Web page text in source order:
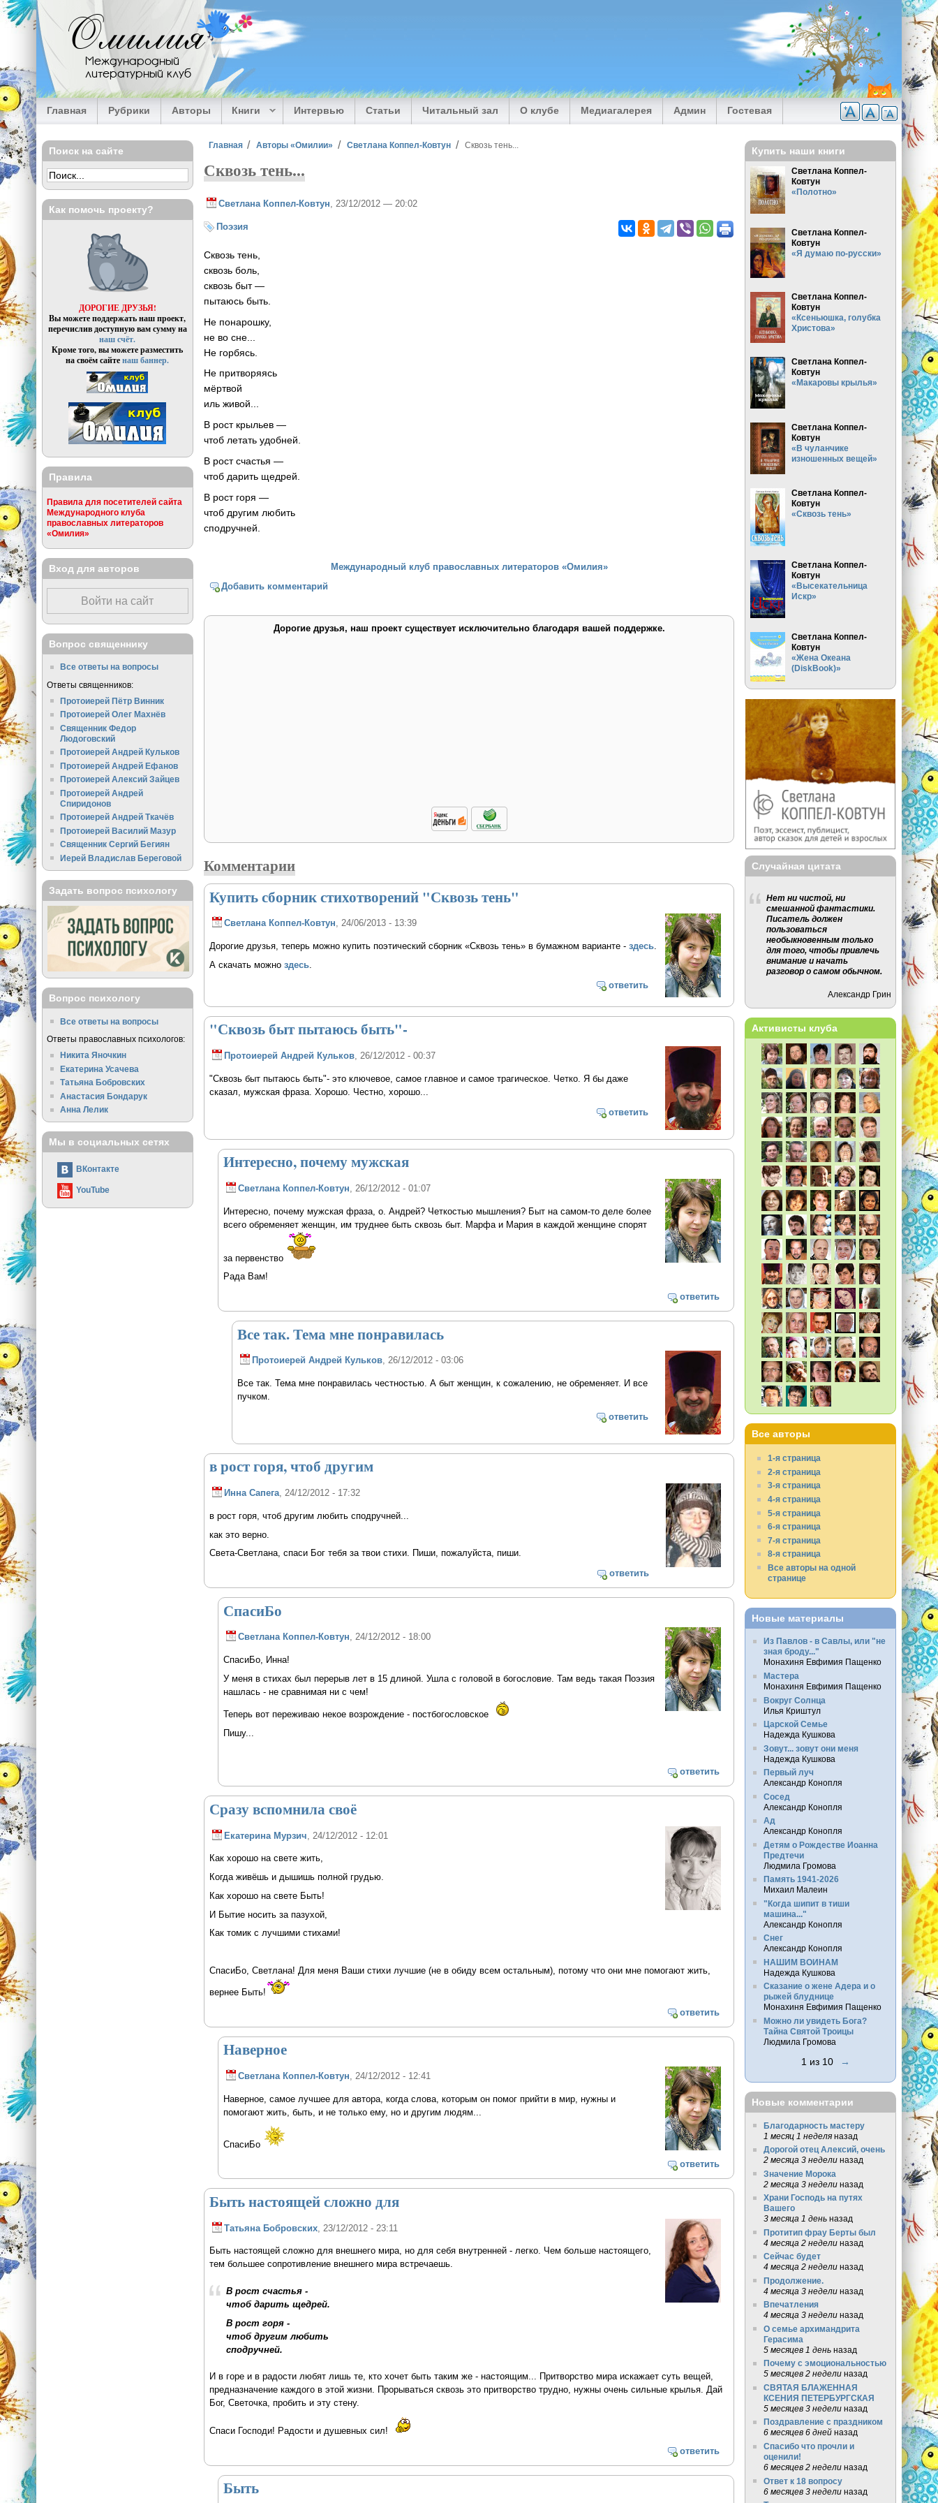
Перейти к основному содержанию
Омилия
Международный
литературный клуб
Главная Рубрики Авторы Книги Интервью Статьи Читальный зал О клубе Медиагалерея Админ Гостевая
Вы здесь
Главная Авторы «Омилии» Светлана Коппел-Ковтун Сквозь тень...
Сквозь тень...
Светлана Коппел-Ковтун , 23/12/2012 — 20:02
Поэзия
Сквозь тень,
сквозь боль,
сквозь быт —
пытаюсь быть.
Не понарошку,
не во сне...
Не горбясь.
Не притворяясь
мёртвой
иль живой...
В рост крыльев —
чтоб летать удобней.
В рост счастья —
чтоб дарить щедрей.
В рост горя —
чтоб другим любить
сподручней.
Международный клуб православных литераторов «Омилия»
Добавить комментарий
Дорогие друзья, наш проект существует исключительно благодаря вашей поддержке.
Комментарии
Купить сборник стихотворений "Сквозь тень"
Светлана Коппел-Ковтун, 24/06/2013 - 13:39
Дорогие друзья, теперь можно купить поэтический сборник «Сквозь тень» в бумажном варианте - здесь.
А скачать можно здесь.
ответить
"Сквозь быт пытаюсь быть"-
Протоиерей Андрей Кульков, 26/12/2012 - 00:37
"Сквозь быт пытаюсь быть"- это ключевое, самое главное и самое трагическое. Четко. Я бы даже
сказал, мужская фраза. Хорошо. Честно, хорошо...
ответить
Интересно, почему мужская
Светлана Коппел-Ковтун , 26/12/2012 - 01:07
Интересно, почему мужская фраза, о. Андрей? Четкостью мышления? Быт на самом-то деле более
всего обременяет женщин, им труднее быть сквозь быт. Марфа и Мария в каждой женщине спорят
за первенство
Рада Вам!
ответить
Все так. Тема мне понравилась
Протоиерей Андрей Кульков, 26/12/2012 - 03:06
Все так. Тема мне понравилась честностью. А быт женщин, к сожалению, не обременяет. И все
пучком.
ответить
в рост горя, чтоб другим
Инна Сапега, 24/12/2012 - 17:32
в рост горя, чтоб другим любить сподручней...
как это верно.
Света-Светлана, спаси Бог тебя за твои стихи. Пиши, пожалуйста, пиши.
ответить
СпасиБо
Светлана Коппел-Ковтун, 24/12/2012 - 18:00
СпасиБо, Инна!
У меня в стихах был перерыв лет в 15 длиной. Ушла с головой в богословие. Там ведь такая Поэзия
нашлась - не сравнимая ни с чем!
Теперь вот переживаю некое возрождение - постбогословское
Пишу...
ответить
Сразу вспомнила своё
Екатерина Мурзич , 24/12/2012 - 12:01
Как хорошо на свете жить,
Когда живёшь и дышишь полной грудью.
Как хорошо на свете Быть!
И Бытие носить за пазухой,
Как томик с лучшими стихами!
СпасиБо, Светлана! Для меня Ваши стихи лучшие (не в обиду всем остальным), потому что они мне помогают жить,
вернее Быть!
ответить
Наверное
Светлана Коппел-Ковтун, 24/12/2012 - 12:41
Наверное, самое лучшее для автора, когда слова, которым он помог прийти в мир, нужны и
помогают жить, быть, и не только ему, но и другим людям...
СпасиБо
ответить
Быть настоящей сложно для
Татьяна Бобровских, 23/12/2012 - 23:11
Быть настоящей сложно для внешнего мира, но для себя внутренней - легко. Чем больше настоящего,
тем большее сопротивление внешнего мира встречаешь.
В рост счастья -
чтоб дарить щедрей.
В рост горя -
чтоб другим любить
сподручней.
И в горе и в радости любят лишь те, кто хочет быть таким же - настоящим... Притворство мира искажает суть вещей,
предназначение каждого в этой жизни. Прорываться сквозь это притворство трудно, нужны очень сильные крылья. Дай
Бог, Светочка, пробить и эту стену.
Спаси Господи! Радости и душевных сил!
ответить
Быть
Поиск на сайте
Как помочь проекту?
ДОРОГИЕ ДРУЗЬЯ!
Вы можете поддержать наш проект,
перечислив доступную вам сумму на
наш счёт.
Кроме того, вы можете разместить
на своём сайтенаш баннер.
Правила
Правила для посетителей сайта
Международного клуба
православных литераторов
«Омилия»
Вход для авторов
Войти на сайт
Вопрос священнику
Все ответы на вопросы
Ответы священников:
Протоиерей Пётр Винник
Протоиерей Олег Махнёв
Священник Федор
Людоговский
Протоиерей Андрей Кульков
Протоиерей Андрей Ефанов
Протоиерей Алексий Зайцев
Протоиерей Андрей
Спиридонов
Протоиерей Андрей Ткачёв
Протоиерей Василий Мазур
Священник Сергий Бегиян
Иерей Владислав Береговой
Задать вопрос психологу
Вопрос психологу
Все ответы на вопросы
Ответы православных психологов:
Никита Яночкин
Екатерина Усачева
Татьяна Бобровских
Анастасия Бондарук
Анна Лелик
Мы в социальных сетях
ВКонтакте
YouTube
Купить наши книги
Светлана Коппел-
Ковтун
«Полотно»
Светлана Коппел-
Ковтун
«Я думаю по-русски»
Светлана Коппел-
Ковтун
«Ксеньюшка, голубка
Христова»
Светлана Коппел-
Ковтун
«Макаровы крылья»
Светлана Коппел-
Ковтун
«В чуланчике
изношенных вещей»
Светлана Коппел-
Ковтун
«Сквозь тень»
Светлана Коппел-
Ковтун
«Высекательница
Искр»
Светлана Коппел-
Ковтун
«Жена Океана
(DiskBook)»
Случайная цитата
Нет ни чистой, ни
смешанной фантастики.
Писатель должен
пользоваться
необыкновенным только
для того, чтобы привлечь
внимание и начать
разговор о самом обычном.
Александр Грин
Активисты клуба
Все авторы
1-я страница
2-я страница
3-я страница
4-я страница
5-я страница
6-я страница
7-я страница
8-я страница
Все авторы на одной
странице
Новые материалы
Из Павлов - в Савлы, или "не
зная броду..."
Монахиня Евфимия Пащенко
Мастера
Монахиня Евфимия Пащенко
Вокруг Солнца
Илья Криштул
Царской Семье
Надежда Кушкова
Зовут... зовут они меня
Надежда Кушкова
Первый луч
Александр Конопля
Сосед
Александр Конопля
Ад
Александр Конопля
Детям о Рождестве Иоанна
Предтечи
Людмила Громова
Память 1941-2026
Михаил Малеин
"Когда шипит в тиши
машина..."
Александр Конопля
Снег
Александр Конопля
НАШИМ ВОИНАМ
Надежда Кушкова
Сказание о жене Адера и о
рыжей блуднице
Монахиня Евфимия Пащенко
Можно ли увидеть Бога?
Тайна Святой Троицы
Людмила Громова
1 из 10 →
Новые комментарии
Благодарность мастеру
1 месяц 1 неделяназад
Дорогой отец Алексий, очень
2 месяца 3 неделиназад
Значение Морока
2 месяца 3 неделиназад
Храни Господь на путях
Вашего
3 месяца 1 деньназад
Протитип фрау Берты был
4 месяца 2 неделиназад
Сейчас будет
4 месяца 2 неделиназад
Продолжение.
4 месяца 3 неделиназад
Впечатления
4 месяца 3 неделиназад
О семье архимандрита
Герасима
5 месяцев 1 деньназад
Почему с эмоциональностью
5 месяцев 2 неделиназад
СВЯТАЯ БЛАЖЕННАЯ
КСЕНИЯ ПЕТЕРБУРГСКАЯ
5 месяцев 3 неделиназад
Поздравление с праздником
6 месяцев 6 днейназад
Спасибо что прочли и
оценили!
6 месяцев 2 неделиназад
Ответ к 18 вопросу
6 месяцев 3 неделиназад